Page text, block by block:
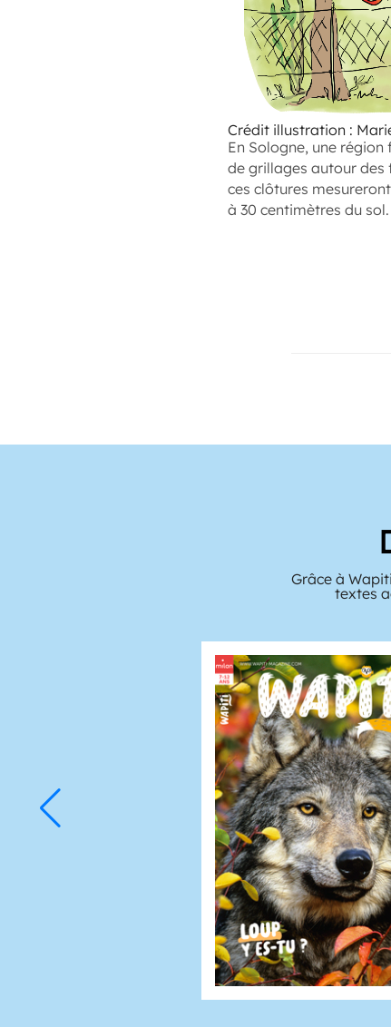
Crédit illustration :
En Sologne, une
de grillages autour des
ces clôtures
à 30 centimètres du
Grâce à
textes